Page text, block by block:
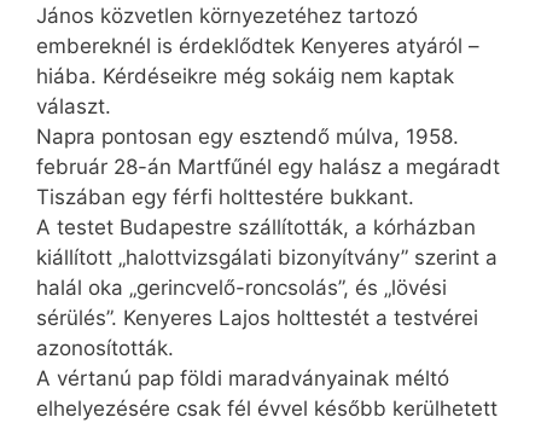
János közvetlen környezetéhez tartozó
embereknél is érdeklődtek Kenyeres atyáról –
hiába. Kérdéseikre még sokáig nem kaptak
választ.
Napra pontosan egy esztendő múlva, 1958.
február 28-án Martfűnél egy halász a megáradt
Tiszában egy férfi holttestére bukkant.
A testet Budapestre szállították, a kórházban
kiállított „ha­lott­vizs­gálati bizonyítvány” szerint a
halál oka „gerincvelő-roncsolás”, és „lövési
sérülés”. Kenyeres Lajos holttestét a testvérei
azonosították.
A vértanú pap földi maradványainak méltó
elhelyezésére csak fél évvel később kerülhetett